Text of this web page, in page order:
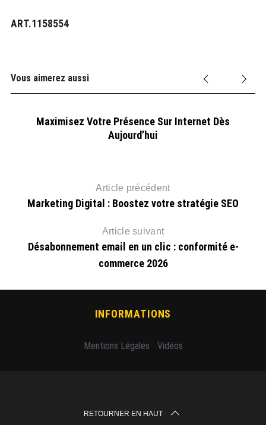
ART.1158554
Vous aimerez aussi
Maximisez Votre Présence Sur Internet Dès
Aujourd’hui
Article précédent
Marketing Digital : Boostez votre stratégie SEO
Article suivant
Désabonnement email en un clic : conformité e-
commerce 2026
INFORMATIONS
Mentions Légales Vidéos
RETOURNER EN HAUT